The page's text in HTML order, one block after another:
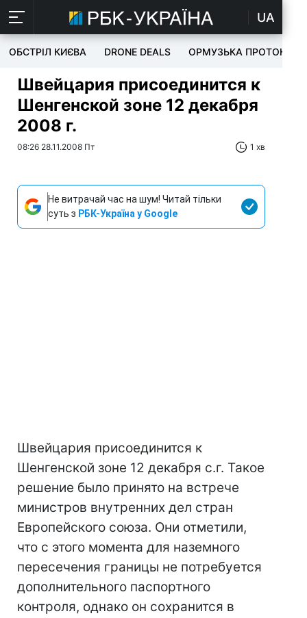
UA
ОБСТРІЛ КИЄВА DRONE DEALS ОРМУЗЬКА ПРОТОКА
Швейцария присоединится к
Шенгенской зоне 12 декабря
2008 г.
08:26 28.11.2008 Пт 1 хв
Не витрачай час на шум! Читай тільки
суть з РБК-Україна у Google
Швейцария присоединится к
Шенгенской зоне 12 декабря с.г. Такое
решение было принято на встрече
министров внутренних дел стран
Европейского союза. Они отметили,
что с этого момента для наземного
пересечения границы не потребуется
дополнительного паспортного
контроля, однако он сохранится в